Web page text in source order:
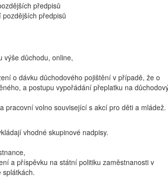
předpisů
předpisů
výše důchodu, online,
o dávku důchodového pojištění v případě, že o
a postupu vypořádání přeplatku na
pracovní volno související s akcí pro děti a mládež.
vhodné skupinové nadpisy.
a příspěvku na státní politiku zaměstnanosti v